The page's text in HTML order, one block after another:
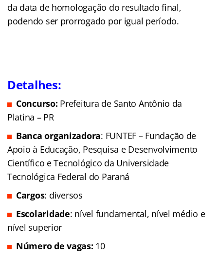
da data de homologação do resultado final,
podendo ser prorrogado por igual período.
Detalhes:
Concurso: Prefeitura de Santo Antônio da
Platina – PR
Banca organizadora: FUNTEF – Fundação de
Apoio à Educação, Pesquisa e Desenvolvimento
Científico e Tecnológico da Universidade
Tecnológica Federal do Paraná
Cargos: diversos
Escolaridade: nível fundamental, nível médio e
nível superior
Número de vagas: 10